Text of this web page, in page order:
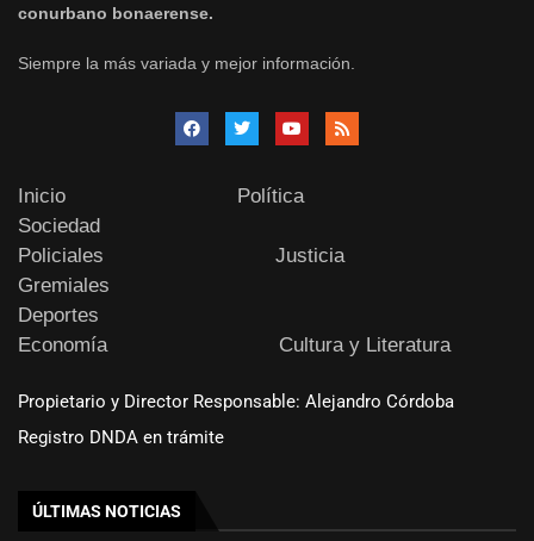
conurbano bonaerense.
Siempre la más variada y mejor información.
Inicio
Política
Sociedad
Policiales
Justicia
Gremiales
Deportes
Economía
Cultura y Literatura
Propietario y Director Responsable: Alejandro Córdoba
Registro DNDA en trámite
ÚLTIMAS NOTICIAS